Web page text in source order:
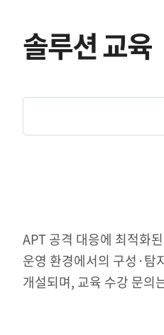
솔루션 교육
APT 공격 대응에 최적화
운영 환경에서의 구성·탐
개설되며, 교육 수강 문의